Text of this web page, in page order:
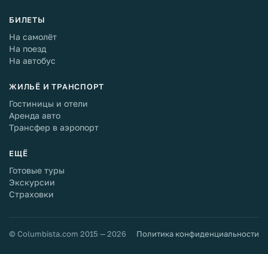
БИЛЕТЫ
На самолёт
На поезд
На автобус
ЖИЛЬЁ И ТРАНСПОРТ
Гостиницы и отели
Аренда авто
Трансфер в аэропорт
ЕЩЁ
Готовые туры
Экскурсии
Страховки
© Columbista.com 2015 — 2026 Политика конфиденциальности